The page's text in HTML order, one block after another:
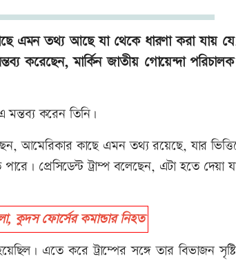
এমন তথ্য আছে যা থেকে ধারণা করা যায়
করেছেন, মার্কিন জাতীয় গোয়েন্দা
মন্তব্য করেন তিনি।
আমেরিকার কাছে এমন তথ্য রয়েছে, যার
প্রেসিডেন্ট ট্রাম্প বলেছেন, এটা হতে দেয়া
কুদস ফোর্সের কমান্ডার নিহত
এতে করে ট্রাম্পের সঙ্গে তার বিভাজন